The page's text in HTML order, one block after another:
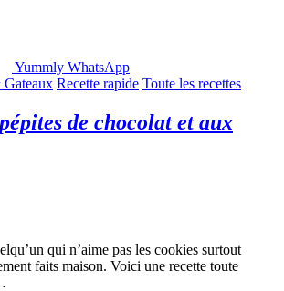
Yummly WhatsApp
Gateaux Recette rapide Toute les recettes
de chocolat et aux
qui n’aime pas les cookies surtout
faits maison. Voici une recette toute